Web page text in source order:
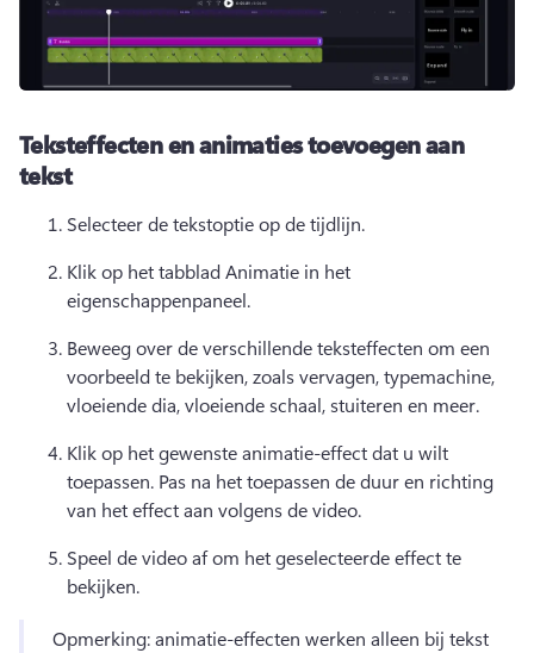
Teksteffecten en animaties toevoegen aan
tekst
Selecteer de tekstoptie op de tijdlijn.
Klik op het tabblad Animatie in het
eigenschappenpaneel.
Beweeg over de verschillende teksteffecten om een
voorbeeld te bekijken, zoals vervagen, typemachine,
vloeiende dia, vloeiende schaal, stuiteren en meer.
Klik op het gewenste animatie-effect dat u wilt
toepassen. Pas na het toepassen de duur en richting
van het effect aan volgens de video.
Speel de video af om het geselecteerde effect te
bekijken.
Opmerking: animatie-effecten werken alleen bij tekst